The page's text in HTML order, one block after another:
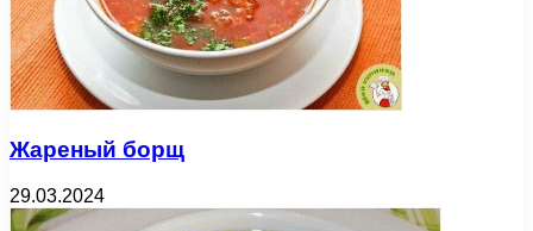
Жареный борщ
29.03.2024